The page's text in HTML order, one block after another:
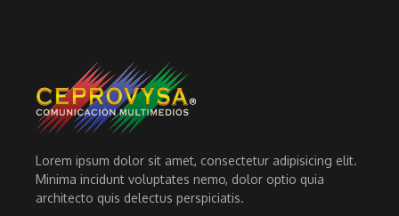
Lorem ipsum dolor sit amet, consectetur adipisicing elit.
Minima incidunt voluptates nemo, dolor optio quia
architecto quis delectus perspiciatis.